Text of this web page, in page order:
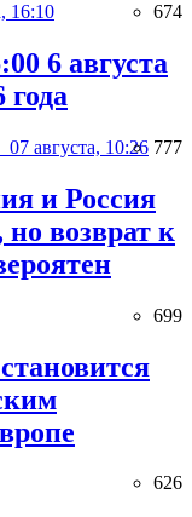
16:10 674
6 августа
года
07 августа, 10:26 777
и Россия
возврат к
699
626